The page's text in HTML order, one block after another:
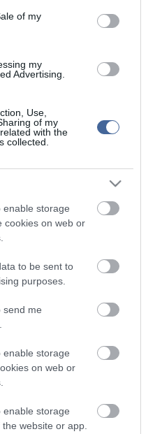
of my
my
Advertising.
Use,
of my
with the
collected.
enable storage
cookies on web or
to be sent to
purposes.
send me
enable storage
on web or
enable storage
website or app.
témák:
2022.05.10 21:07
2022.03.29 16:11
DMS rendszer:© PortalWare, 2017
IT Kft.
•Impresszum•Adatvédelmi